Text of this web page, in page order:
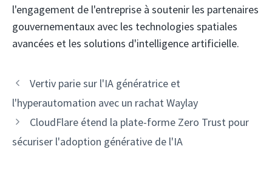
l'engagement de l'entreprise à soutenir les partenaires
gouvernementaux avec les technologies spatiales
avancées et les solutions d'intelligence artificielle.
Navigation
des
Vertiv parie sur l'IA génératrice et
l'hyperautomation avec un rachat Waylay
CloudFlare étend la plate-forme Zero Trust pour
sécuriser l'adoption générative de l'IA